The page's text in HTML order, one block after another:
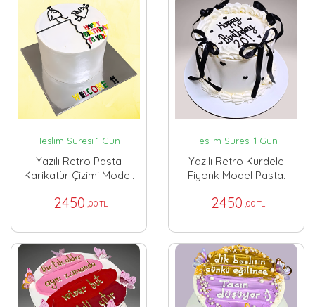
Teslim Süresi 1 Gün
Yazılı Retro Pasta
Karikatür Çizimi Model.
2450 ,00 TL
Teslim Süresi 1 Gün
Yazılı Retro Kurdele
Fiyonk Model Pasta.
2450 ,00 TL